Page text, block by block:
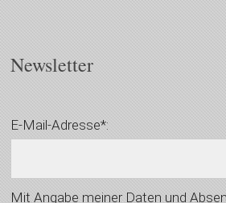
Newsletter
E-Mail-Adresse*:
Mit Angabe meiner Daten und